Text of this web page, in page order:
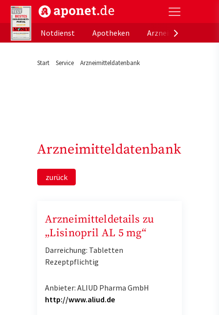
aponet.de - Das offizielle Gesundheitsportal der
Notdienst
Apotheken
Start Service Arzneimitteldatenbank
Arzneimitteldatenbank
zurück
Arzneimitteldetails zu
„Lisinopril AL 5 mg“
Darreichung: Tabletten
Rezeptpflichtig
Anbieter: ALIUD Pharma GmbH
http://www.aliud.de